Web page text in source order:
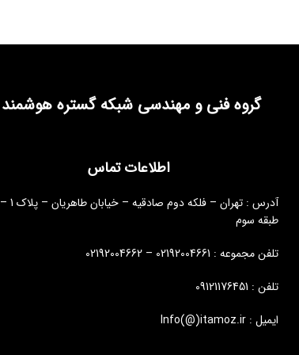
گروه فنی و مهندسی شبکه گستره هوشمند
اطلاعات تماس
آدرس : تهران – فلکه دوم صادقیه – خیابان طاهریان – پلاک 1 –
طبقه سوم
تلفن مجموعه : 02192004661 – 02192004662
تلفن : 09121176451
ایمیل : Info(@)itamoz.ir